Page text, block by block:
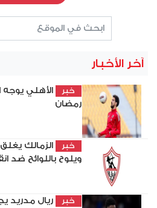
آخر الأخبار
خبر
الأهلي
رمضان
خبر
الزمالك
ويلوح باللوائح ضد
خبر
ريال مدريد